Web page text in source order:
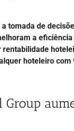
tomada de
a
hoteleiro
Group